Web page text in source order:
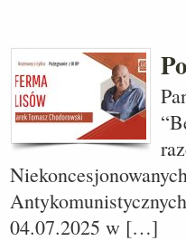
04.07.2025 w […]